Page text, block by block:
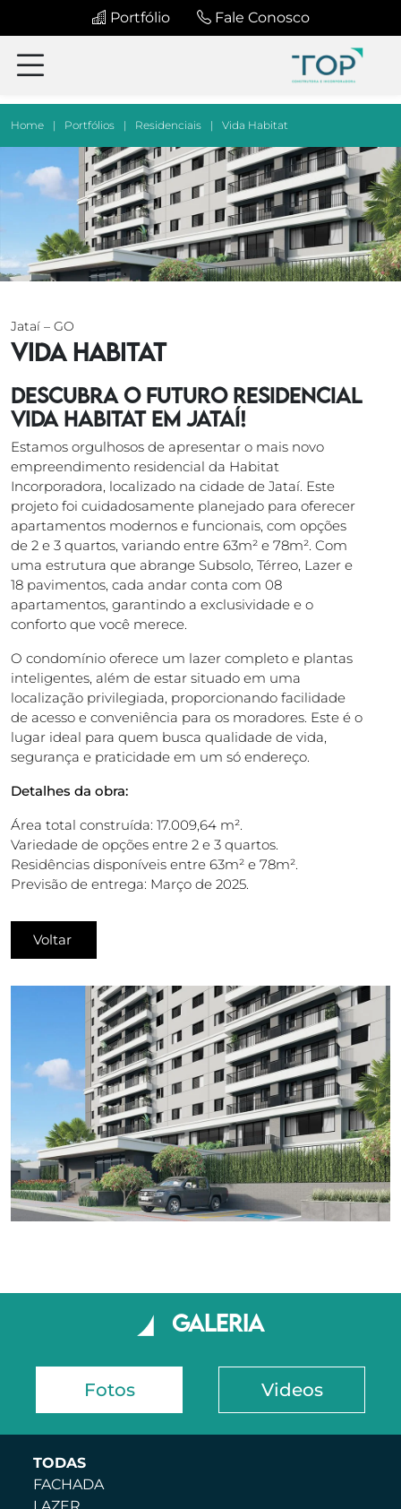
Portfólio Fale Conosco
Home | Portfólios | Residenciais | Vida Habitat
Jataí – GO
Vida Habitat
Descubra o futuro Residencial
Vida HABITAT em Jataí!
Estamos orgulhosos de apresentar o mais novo
empreendimento residencial da Habitat
Incorporadora, localizado na cidade de Jataí. Este
projeto foi cuidadosamente planejado para oferecer
apartamentos modernos e funcionais, com opções
de 2 e 3 quartos, variando entre 63m² e 78m². Com
uma estrutura que abrange Subsolo, Térreo, Lazer e
18 pavimentos, cada andar conta com 08
apartamentos, garantindo a exclusividade e o
conforto que você merece.
O condomínio oferece um lazer completo e plantas
inteligentes, além de estar situado em uma
localização privilegiada, proporcionando facilidade
de acesso e conveniência para os moradores. Este é o
lugar ideal para quem busca qualidade de vida,
segurança e praticidade em um só endereço.
Detalhes da obra:
Área total construída: 17.009,64 m².
Variedade de opções entre 2 e 3 quartos.
Residências disponíveis entre 63m² e 78m².
Previsão de entrega: Março de 2025.
Voltar
Galeria
Fotos Videos
TODAS
FACHADA